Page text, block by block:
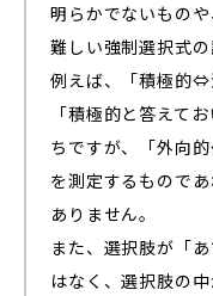
明らかでないもの
難しい強制選択式の
例えば、「積極的⇔
「積極的と答えて
ちですが、「外向
を測定するもので
ありません。
また、選択肢が「
はなく、選択肢の